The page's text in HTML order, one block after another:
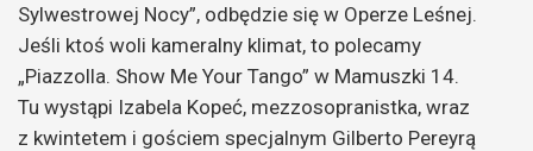
Sylwestrowej Nocy”, odbędzie się w Operze Leśnej.
Jeśli ktoś woli kameralny klimat, to polecamy
„Piazzolla. Show Me Your Tango” w Mamuszki 14.
Tu wystąpi Izabela Kopeć, mezzosopranistka, wraz
z kwintetem i gościem specjalnym Gilberto Pereyrą